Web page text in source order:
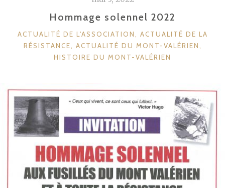
Hommage solennel 2022
CATÉGORIES
ACTUALITÉ DE L'ASSOCIATION, ACTUALITÉ DE LA
RÉSISTANCE, ACTUALITÉ DU MONT-VALÉRIEN,
HISTOIRE DU MONT-VALÉRIEN